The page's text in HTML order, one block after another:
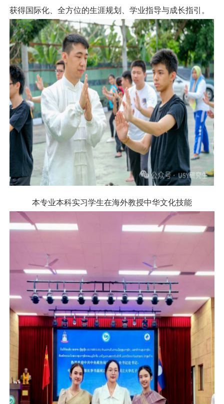
获得国际化、全方位的生涯规划、学业指导与成长指引。
本专业本科实习学生在海外教授中华文化技能